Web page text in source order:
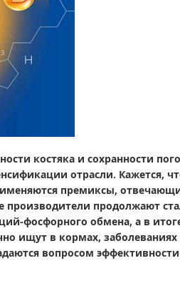
костяка и сохранности
отрасли. Кажется,
премиксы,
продолжают
фосфорного обмена, а в
ищут в кормах, заболеваниях
вопросом